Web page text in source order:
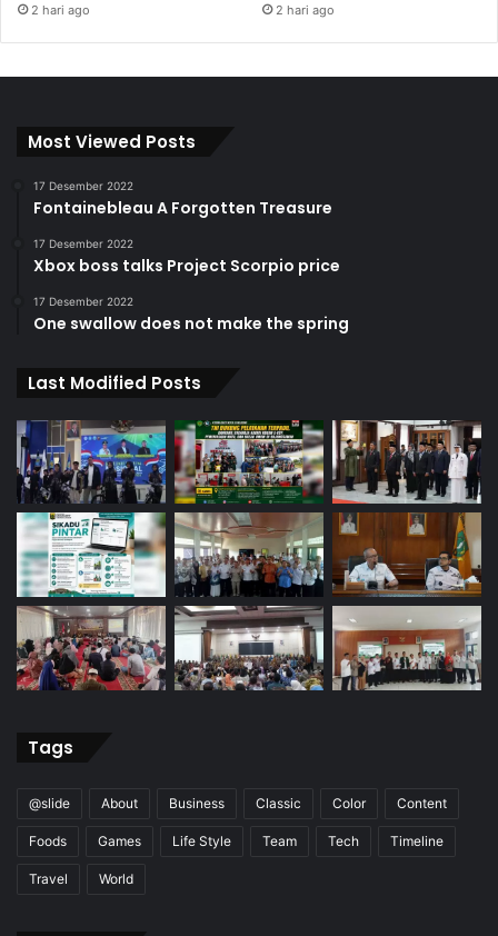
2 hari ago 2 hari ago
Most Viewed Posts
17 Desember 2022
Fontainebleau A Forgotten Treasure
17 Desember 2022
Xbox boss talks Project Scorpio price
17 Desember 2022
One swallow does not make the spring
Last Modified Posts
Tags
@slide About Business Classic Color Content
Foods Games Life Style Team Tech Timeline
Travel World